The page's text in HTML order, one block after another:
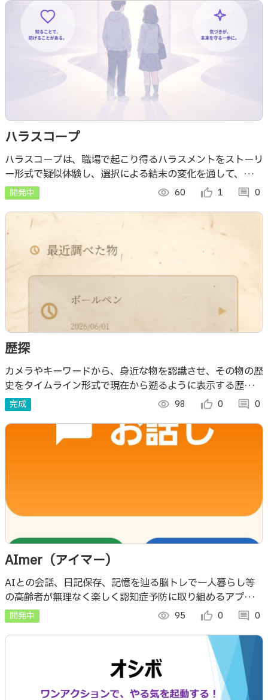
ハラスコープ
ハラスコープは、職場で起こり得るハラスメントをストーリ
ー形式で疑似体験し、選択による結末の変化を通して、相手
への影響や適切な対応を実践的に学べるアプリです。
開発中 visibility 60 thumb_up_alt 1 comment 0
歴探
カメラやキーワードから、身近な物を認識させ、その物の歴
史をタイムライン形式で現在から遡るように表示する歴史学
習アプリ。
完成 visibility 98 thumb_up_alt 0 comment 0
AImer（アイマー）
AIとの会話、日記保存、記憶を辿る脳トレで一人暮らし等
の高齢者が無理なく楽しく認知症予防に取り組めるアプリで
す。聞き取りやすい音声や変化のある相槌で会話が弾み、
日々の記憶を呼び起こして脳を刺激します。
開発中 visibility 95 thumb_up_alt 0 comment 0